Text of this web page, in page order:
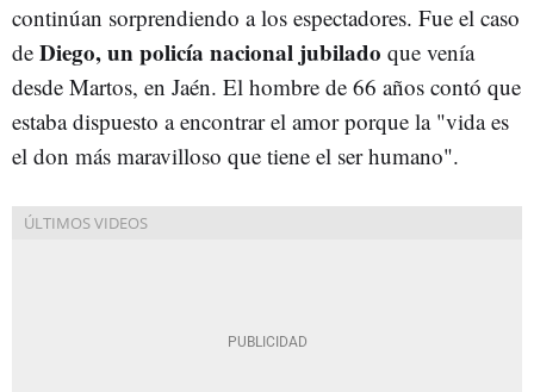
continúan sorprendiendo a los espectadores. Fue el caso
de Diego, un policía nacional jubilado que venía
desde Martos, en Jaén. El hombre de 66 años contó que
estaba dispuesto a encontrar el amor porque la "vida es
el don más maravilloso que tiene el ser humano".